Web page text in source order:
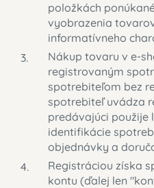
položkách
vyobrazenia
informatívneho
Nákup tovaru v e-
registrovaným
spotrebiteľom bez
spotrebiteľ uvádza
predávajúci použije
identifikácie
objednávky a
Registráciou získa
kontu (ďalej len